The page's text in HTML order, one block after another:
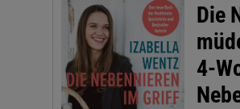
Die
4-